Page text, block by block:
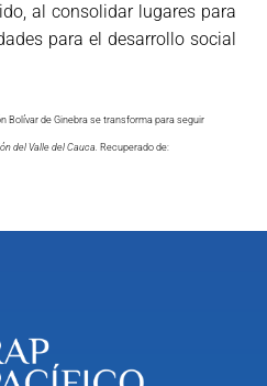
al consolidar lugares para
para el desarrollo social
Bolívar de Ginebra se transforma para seguir
del Valle del Cauca. Recuperado de: